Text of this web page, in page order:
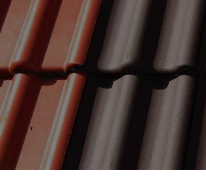
Panneau de gestion des cookies